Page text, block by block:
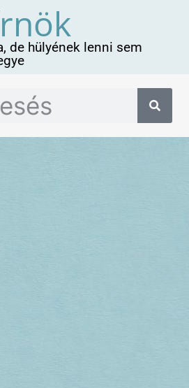
de hülyének lenni sem